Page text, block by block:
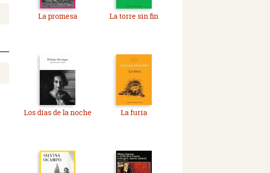
La promesa La torre sin fin
Los días de la noche La furia